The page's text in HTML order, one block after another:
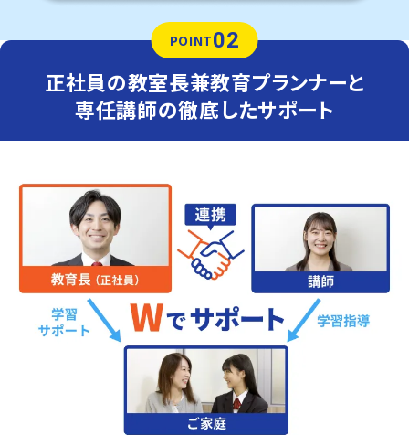
POINT02
正社員の教室長兼教育プランナーと
専任講師の徹底したサポート